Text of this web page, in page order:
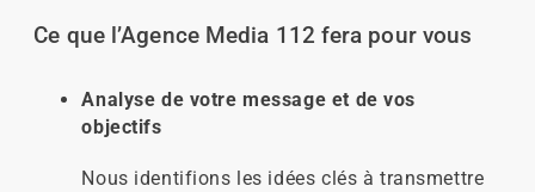
Ce que l’Agence Media 112 fera pour vous
Analyse de votre message et de vos
objectifs
Nous identifions les idées clés à transmettre